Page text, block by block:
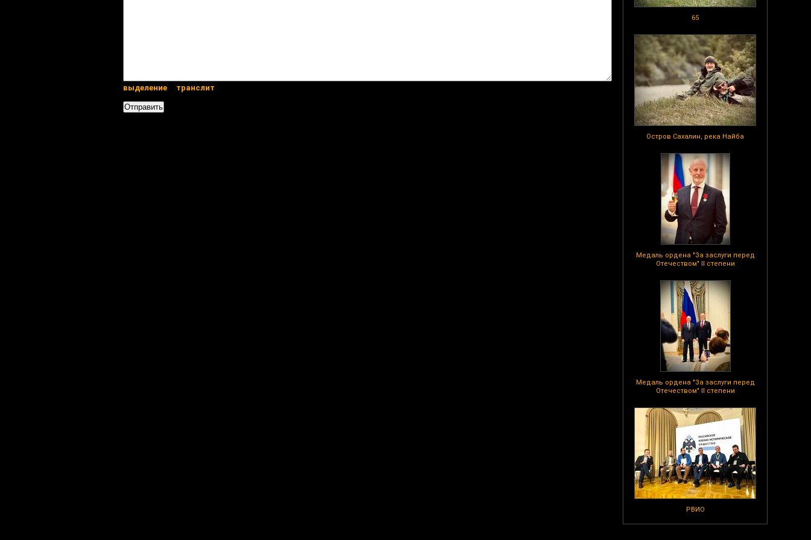
65
Остров Сахалин, река Найба
Медаль ордена "За заслуги перед
Отечеством" II степени
Медаль ордена "За заслуги перед
Отечеством" II степени
РВИО
выделение транслит